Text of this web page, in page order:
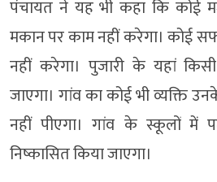
पंचायत ने यह भी कहा कि कोई
मकान पर काम नहीं करेगा। कोई
नहीं करेगा। पुजारी के यहां
जाएगा। गांव का कोई भी व्यक्ति
नहीं पीएगा। गांव के स्कूलों में
निष्कासित किया जाएगा।